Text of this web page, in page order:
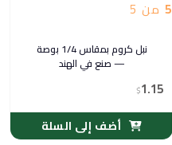
5 من 5
نبل كروم بمقاس 1/4 بوصة
— صنع في الهند
$1.15
أضف إلى السلة